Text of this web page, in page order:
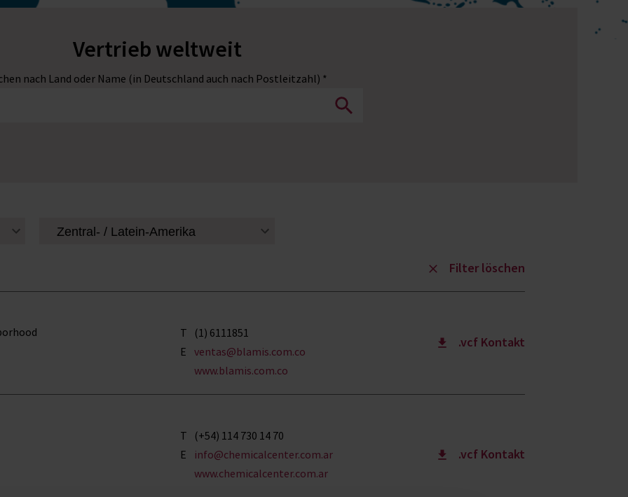
Vertrieb weltweit
nach Land oder Name (in Deutschland auch nach Postleitzahl) *
Filter löschen
T
(1) 6111851
E ventas@blamis.com.co
www.blamis.com.co
.vcf Kontakt
T
(+54) 114 730 14 70
E
info@chemicalcenter.com.ar
www.chemicalcenter.com.ar
.vcf Kontakt